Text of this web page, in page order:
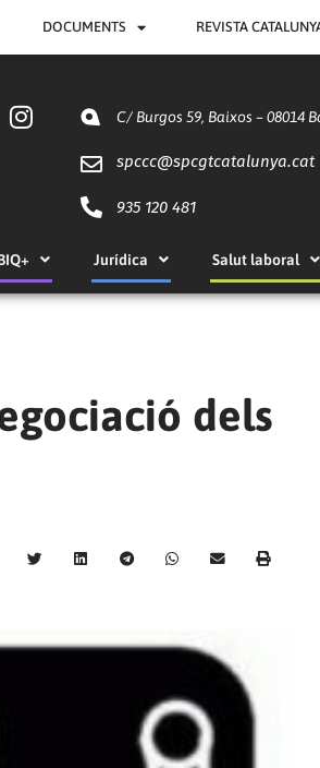
DOCUMENTS REVISTA
C/ Burgos 59, Baixos – 08014
spccc@spcgtcatalunya.cat
935 120 481
Jurídica Salut laboral
dels